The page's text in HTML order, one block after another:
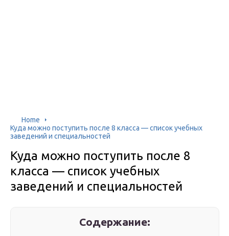
Home
Куда можно поступить после 8 класса — список учебных
заведений и специальностей
Куда можно поступить после 8
класса — список учебных
заведений и специальностей
Содержание: